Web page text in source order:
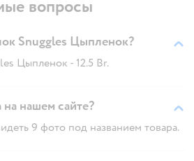
вопросы
Snuggles Цыпленок?
Цыпленок - 12.5 Br.
на нашем сайте?
9 фото под названием товара.